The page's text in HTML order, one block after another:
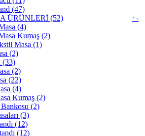
(47)
ÜRÜNLERİ (52)
+-
(4)
Kumaş (2)
Masa (1)
(2)
(33)
(2)
(22)
(4)
Kumaş (2)
Bankosu (2)
(3)
(12)
(12)